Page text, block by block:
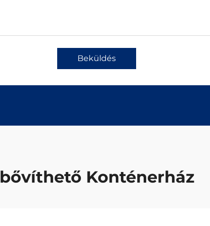
Beküldés
bővíthető Konténerház